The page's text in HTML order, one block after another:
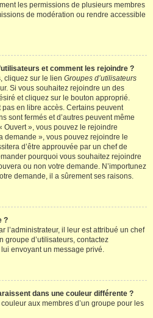
les permissions de plusieurs membres
de modération ou rendre accessible
et comment les rejoindre ?
cliquez sur le lien Groupes d’utilisateurs
Si vous souhaitez rejoindre un des
et cliquez sur le bouton approprié.
en libre accès. Certains peuvent
sont fermés et d’autres peuvent même
Ouvert », vous pouvez le rejoindre
demande », vous pouvez rejoindre le
d’être approuvée par un chef de
pourquoi vous souhaitez rejoindre
ou non votre demande. N’importunez
demande, il a sûrement ses raisons.
?
l’administrateur, il leur est attribué un chef
groupe d’utilisateurs, contactez
envoyant un message privé.
dans une couleur différente ?
aux membres d’un groupe pour les